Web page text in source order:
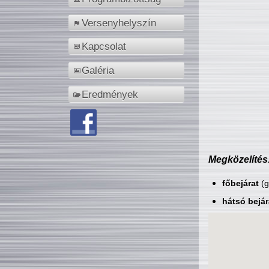
Versenyhelyszín
Kapcsolat
Galéria
Eredmények
főbejárat
hátsó